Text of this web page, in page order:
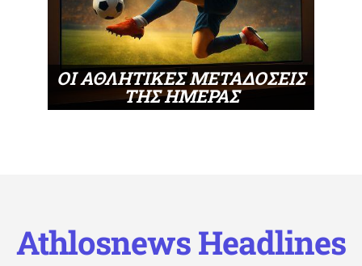
ΟΙ ΑΘΛΗΤΙΚΕΣ ΜΕΤΑΔΟΣΕΙΣ
ΤΗΣ ΗΜΕΡΑΣ
Athlosnews Headlines